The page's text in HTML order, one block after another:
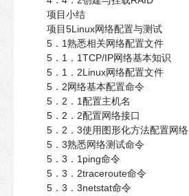
项目小结
项目5Linux网络配置与测试
5．1熟悉相关网络配置文件
5．1．1TCP/IP网络基本知识
5．1．2Linux网络配置文件
5．2网络基本配置命令
5．2．1配置主机名
5．2．2配置网络接口
5．2．3使用图形化方法配置网络
5．3熟悉网络测试命令
5．3．1ping命令
5．3．2traceroute命令
5．3．3netstat命令